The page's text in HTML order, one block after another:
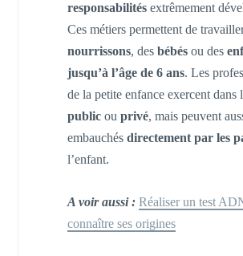
responsabilités extrêmement
Ces métiers permettent de
nourrissons, des bébés ou des
jusqu’à l’âge de 6 ans. Les
de la petite enfance exercent dans
public ou privé, mais peuvent
embauchés directement par les
l’enfant.
A voir aussi : Réaliser un test
connaître ses origines